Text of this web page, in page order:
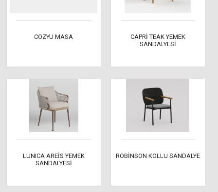
COZYU MASA
CAPRİ TEAK YEMEK
SANDALYESİ
LUNICA AREİS YEMEK
SANDALYESİ
ROBİNSON KOLLU SANDALYE